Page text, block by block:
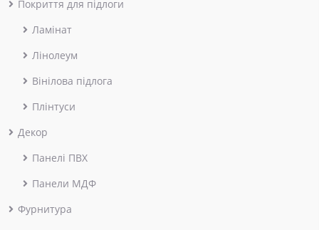
Покриття для підлоги
Ламінат
Лінолеум
Вінілова підлога
Плінтуси
Декор
Панелі ПВХ
Панели МДФ
Фурнитура